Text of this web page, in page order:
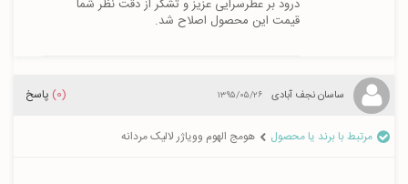
قیمت این محصول اصلاح شد.
ساسان نجف آبادی ۱۳۹۵/۰۵/۲۶ (0) پاسخ
مرتبط با برند یا محصول هومج الهوم وویاژر لالیک مردانه